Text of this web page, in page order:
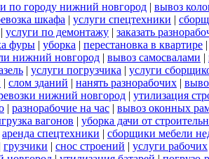
по городу нижний новгород | вывоз
шкафа | услуги спецтехники |
| услуги по демонтажу | заказать
фуры | уборка | перестановка в квартире |
нижний новгород | вывоз самосвалами |
| услуги погрузчика | услуги
| слом зданий | нанять разнорабочих |
нижний новгород | утилизация
| разнорабочие на час | вывоз оконных
вагонов | уборка дачи от
аренда спецтехники | сборщики мебели
грузчики | снос строений | услуги рабочих